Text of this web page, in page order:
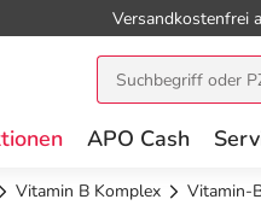
Versandkostenfrei
APO Cash
Vitamin B Komplex Vitamin-